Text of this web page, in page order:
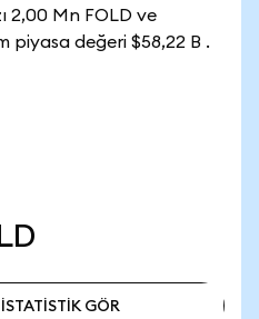
2,00 Mn FOLD ve
piyasa değeri $58,22 B .
GÖR